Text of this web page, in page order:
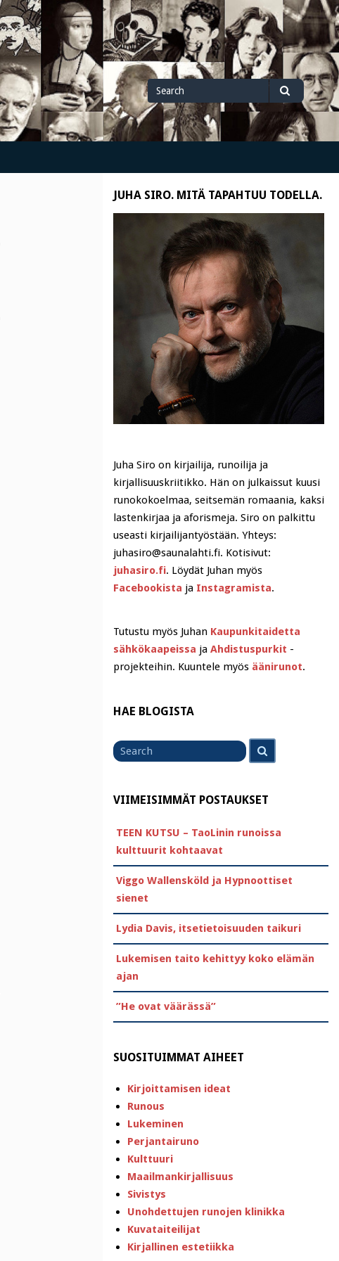
Search
for
Search
JUHA SIRO. MITÄ TAPAHTUU TODELLA.
Juha Siro on kirjailija, runoilija ja
kirjallisuuskriitikko. Hän on julkaissut kuusi
runokokoelmaa, seitsemän romaania, kaksi
lastenkirjaa ja aforismeja. Siro on palkittu
useasti kirjailijantyöstään. Yhteys:
juhasiro@saunalahti.fi. Kotisivut:
juhasiro.fi. Löydät Juhan myös
Facebookista ja Instagramista.
Tutustu myös Juhan Kaupunkitaidetta
sähkökaapeissa ja Ahdistuspurkit -
projekteihin. Kuuntele myös äänirunot.
HAE BLOGISTA
for
VIIMEISIMMÄT POSTAUKSET
TEEN KUTSU – TaoLinin runoissa
kulttuurit kohtaavat
Viggo Wallensköld ja Hypnoottiset
sienet
Lydia Davis, itsetietoisuuden taikuri
Lukemisen taito kehittyy koko elämän
ajan
”He ovat väärässä”
SUOSITUIMMAT AIHEET
Kirjoittamisen ideat
Runous
Lukeminen
Perjantairuno
Kulttuuri
Maailmankirjallisuus
Sivistys
Unohdettujen runojen klinikka
Kuvataiteilijat
Kirjallinen estetiikka